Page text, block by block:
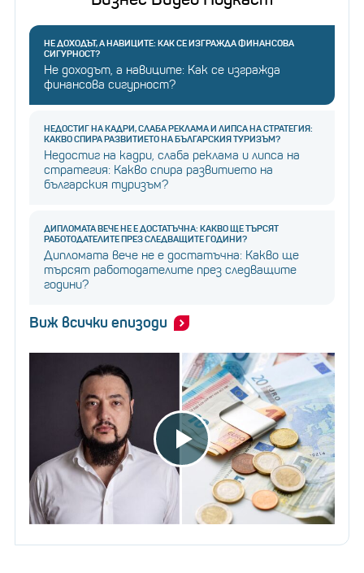
НЕ ДОХОДЪТ, А НАВИЦИТЕ: КАК СЕ ИЗГРАЖДА ФИНАНСОВА
СИГУРНОСТ?
Не доходът, а навиците: Как се изгражда
финансова сигурност?
НЕДОСТИГ НА КАДРИ, СЛАБА РЕКЛАМА И ЛИПСА НА СТРАТЕГИЯ:
КАКВО СПИРА РАЗВИТИЕТО НА БЪЛГАРСКИЯ ТУРИЗЪМ?
Недостиг на кадри, слаба реклама и липса на
стратегия: Какво спира развитието на
българския туризъм?
ДИПЛОМАТА ВЕЧЕ НЕ Е ДОСТАТЪЧНА: КАКВО ЩЕ ТЪРСЯТ
РАБОТОДАТЕЛИТЕ ПРЕЗ СЛЕДВАЩИТЕ ГОДИНИ?
Дипломата вече не е достатъчна: Какво ще
търсят работодателите през следващите
години?
Виж всички епизоди